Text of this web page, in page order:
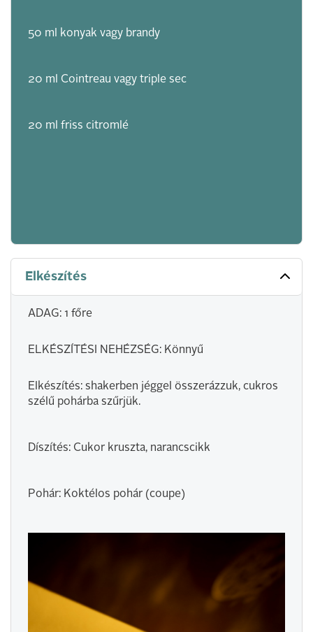
50 ml konyak vagy brandy
20 ml Cointreau vagy triple sec
20 ml friss citromlé
Elkészítés
ADAG: 1 főre
ELKÉSZÍTÉSI NEHÉZSÉG: Könnyű
Elkészítés: shakerben jéggel összerázzuk, cukros
szélű pohárba szűrjük.
Díszítés: Cukor kruszta, narancscikk
Pohár: Koktélos pohár (coupe)